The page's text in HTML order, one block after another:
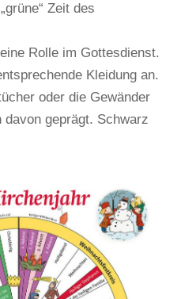
Zeit des
Rolle im Gottesdienst.
Kleidung an.
oder die Gewänder
geprägt. Schwarz